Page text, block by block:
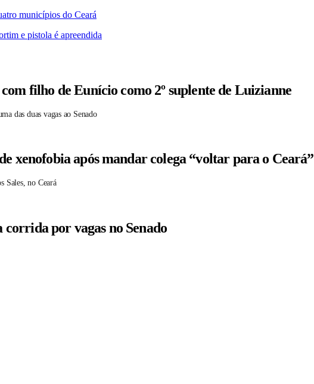
municípios do Ceará
e pistola é apreendida
filho de Eunício como 2º suplente de Luizianne
das duas vagas ao Senado
xenofobia após mandar colega “voltar para o Ceará”
Sales, no Ceará
corrida por vagas no Senado